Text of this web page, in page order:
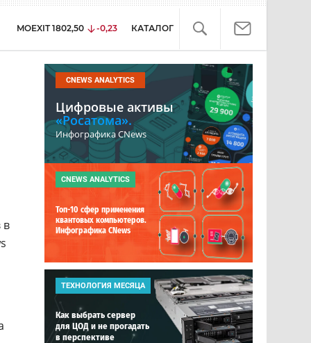
MOEXIT 1802,50 -0,23 КАТАЛОГ
в
CNEWS ANALYTICS
Цифровые активы
«Росатома».
Инфографика CNews
CNEWS ANALYTICS
Топ-10 сфер применения
квантовых компьютеров.
Инфографика CNews
ТЕХНОЛОГИЯ МЕСЯЦА
Как выбрать сервер
для ЦОД и не прогадать
в перспективе